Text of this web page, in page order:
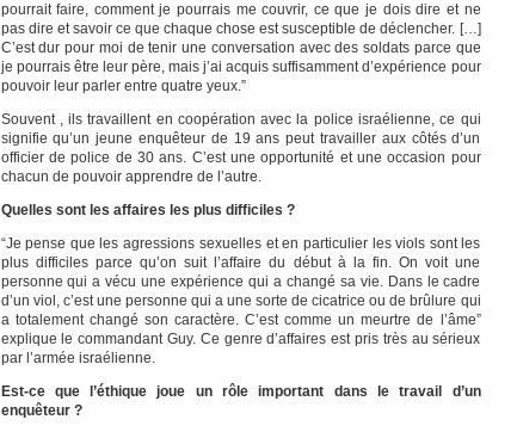
pourrait faire, comment je pourrais me couvrir, ce que je dois dire et ne
pas dire et savoir ce que chaque chose est susceptible de déclencher. […]
C’est dur pour moi de tenir une conversation avec des soldats parce que
je pourrais être leur père, mais j’ai acquis suffisamment d’expérience pour
pouvoir leur parler entre quatre yeux.”
Souvent , ils travaillent en coopération avec la police israélienne, ce qui
signifie qu’un jeune enquêteur de 19 ans peut travailler aux côtés d’un
officier de police de 30 ans. C’est une opportunité et une occasion pour
chacun de pouvoir apprendre de l’autre.
Quelles sont les affaires les plus difficiles ?
“Je pense que les agressions sexuelles et en particulier les viols sont les
plus difficiles parce qu’on suit l’affaire du début à la fin. On voit une
personne qui a vécu une expérience qui a changé sa vie. Dans le cadre
d’un viol, c’est une personne qui a une sorte de cicatrice ou de brûlure qui
a totalement changé son caractère. C’est comme un meurtre de l’âme”
explique le commandant Guy. Ce genre d’affaires est pris très au sérieux
par l’armée israélienne.
Est-ce que l’éthique joue un rôle important dans le travail d’un
enquêteur ?